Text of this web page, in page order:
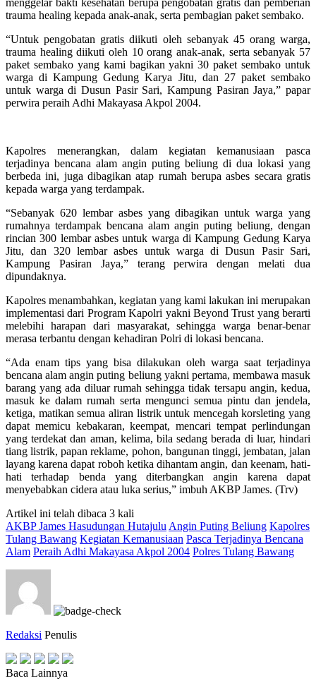
trauma healing kepada anak-anak, serta pembagian paket sembako.
“Untuk pengobatan gratis diikuti oleh sebanyak 45 orang warga,
trauma healing diikuti oleh 10 orang anak-anak, serta sebanyak 57
paket sembako yang kami bagikan yakni 30 paket sembako untuk
warga di Kampung Gedung Karya Jitu, dan 27 paket sembako
untuk warga di Dusun Pasir Sari, Kampung Pasiran Jaya,” papar
perwira peraih Adhi Makayasa Akpol 2004.
Kapolres menerangkan, dalam kegiatan kemanusiaan pasca
terjadinya bencana alam angin puting beliung di dua lokasi yang
berbeda ini, juga dibagikan atap rumah berupa asbes secara gratis
kepada warga yang terdampak.
“Sebanyak 620 lembar asbes yang dibagikan untuk warga yang
rumahnya terdampak bencana alam angin puting beliung, dengan
rincian 300 lembar asbes untuk warga di Kampung Gedung Karya
Jitu, dan 320 lembar asbes untuk warga di Dusun Pasir Sari,
Kampung Pasiran Jaya,” terang perwira dengan melati dua
dipundaknya.
Kapolres menambahkan, kegiatan yang kami lakukan ini merupakan
implementasi dari Program Kapolri yakni Beyond Trust yang berarti
melebihi harapan dari masyarakat, sehingga warga benar-benar
merasa terbantu dengan kehadiran Polri di lokasi bencana.
“Ada enam tips yang bisa dilakukan oleh warga saat terjadinya
bencana alam angin puting beliung yakni pertama, membawa masuk
barang yang ada diluar rumah sehingga tidak tersapu angin, kedua,
masuk ke dalam rumah serta mengunci semua pintu dan jendela,
ketiga, matikan semua aliran listrik untuk mencegah korsleting yang
dapat memicu kebakaran, keempat, mencari tempat perlindungan
yang terdekat dan aman, kelima, bila sedang berada di luar, hindari
tiang listrik, papan reklame, pohon, bangunan tinggi, jembatan, jalan
layang karena dapat roboh ketika dihantam angin, dan keenam, hati-
hati terhadap benda yang diterbangkan angin karena dapat
menyebabkan cidera atau luka serius,” imbuh AKBP James. (Trv)
Artikel ini telah dibaca 3 kali
AKBP James Hasudungan Hutajulu Angin Puting Beliung Kapolres
Tulang Bawang Kegiatan Kemanusiaan Pasca Terjadinya Bencana
Alam Peraih Adhi Makayasa Akpol 2004 Polres Tulang Bawang
Redaksi Penulis
Baca Lainnya